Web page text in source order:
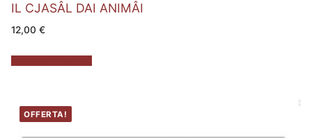
IL CJASÂL DAI ANIMÂI
12,00 €
OFFERTA!